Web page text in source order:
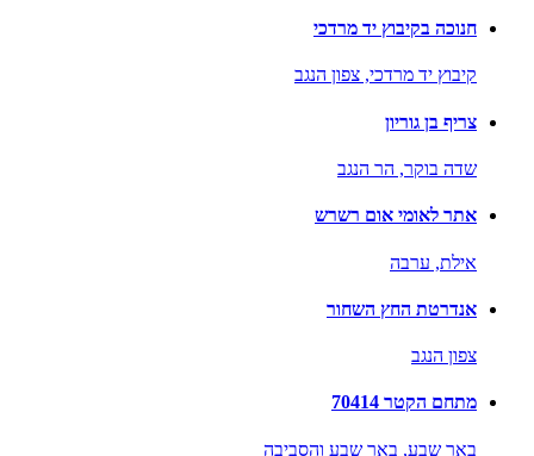
חנוכה בקיבוץ יד מרדכי
קיבוץ יד מרדכי, צפון הנגב
צריף בן גוריון
שדה בוקר, הר הנגב
אתר לאומי אום רשרש
אילת, ערבה
אנדרטת החץ השחור
צפון הנגב
מתחם הקטר 70414
באר שבע, באר שבע והסביבה